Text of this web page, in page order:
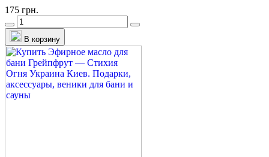
175 грн.
В корзину